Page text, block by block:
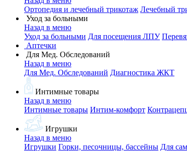
Ортопедия и лечебный трикотаж Лечебный
Уход за больными
Назад в меню
Уход за больными Для посещения ЛПУ
Аптечки
Для Мед. Обследований
Назад в меню
Для Мед. Обследований Диагностика ЖКТ
Интимные товары
Назад в меню
Интимные товары Интим-комфорт
Игрушки
Назад в меню
Игрушки Горки, песочницы, бассейны Для